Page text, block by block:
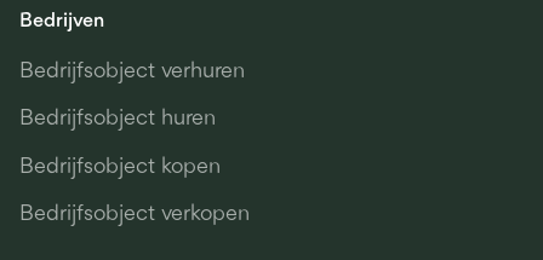
Bedrijven
Bedrijfsobject verhuren
Bedrijfsobject huren
Bedrijfsobject kopen
Bedrijfsobject verkopen